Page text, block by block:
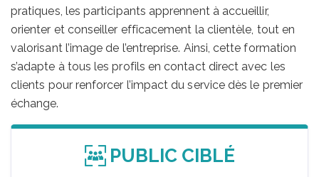
pratiques, les participants apprennent à accueillir,
orienter et conseiller efficacement la clientèle, tout en
valorisant l’image de l’entreprise. Ainsi, cette formation
s’adapte à tous les profils en contact direct avec les
clients pour renforcer l’impact du service dès le premier
échange.
PUBLIC CIBLÉ